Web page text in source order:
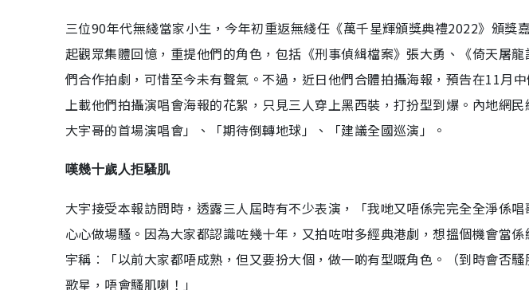
三位90年代無綫當家小生，今年初重返無綫任《萬千星輝頒獎典禮2022》頒獎
起觀眾集體回憶，重提他們的角色，包括《刑事偵緝檔案》張大勇、《倚天屠
們合作拍劇，可惜至今未有聲氣。不過，近日他們合體拍攝海報，預告在11月
上載他們拍攝演唱會海報的花絮，只見三人穿上黑西裝，打扮型到爆。內地網
大宇哥的首場演唱會」、「期待倒轉地球」、「建議全國巡演」。
嘆幾十歲人拒騷肌
大宇接受本報訪問時，透露三人屆時有不少表演，「我哋又唔係完完全全淨係
心心做場騷。因為大家都認識咗幾十年，又拍咗咁多經典港劇，想搵個機會當
宇稱︰「以前大家都唔成熟，但又要扮大個，做一啲有型嘅角色。（到時會否
歌星，唔會騷肌喇！」